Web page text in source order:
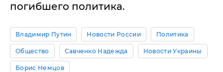
погибшего политика.
Владимир Путин Новости России Политика
Общество Савченко Надежда Новости Украины
Борис Немцов